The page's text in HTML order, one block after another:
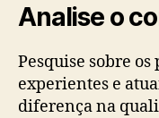
Analise o
Pesquise sobre
experientes e
diferença na